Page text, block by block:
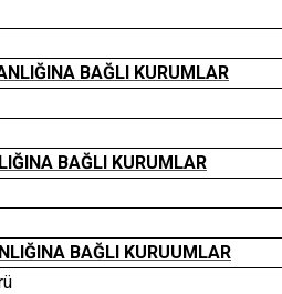
BAĞLI KURUMLAR
BAĞLI KURUMLAR
BAĞLI KURUUMLAR